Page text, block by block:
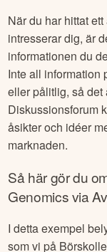
När du har hittat
intresserar dig, är
informationen du
Inte all information
eller pålitlig, så det
Diskussionsforum
åsikter och idéer
marknaden.
Så här gör du
Genomicsvia
I detta exempel
som vi på